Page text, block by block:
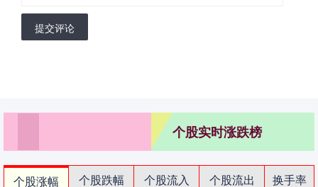
提交评论
个股实时涨跌榜
个股涨幅 个股跌幅 个股流入 个股流出
换手率